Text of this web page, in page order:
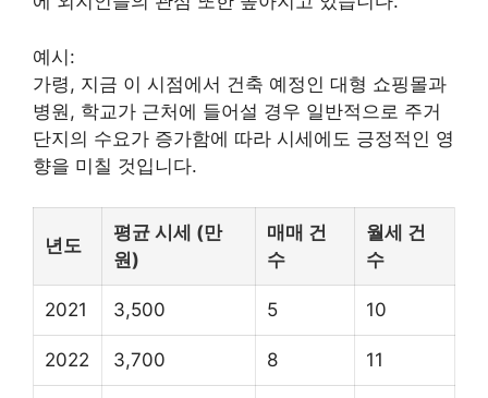
예시:
가령, 지금 이 시점에서 건축 예정인 대형 쇼핑몰과
병원, 학교가 근처에 들어설 경우 일반적으로 주거
단지의 수요가 증가함에 따라 시세에도 긍정적인 영
향을 미칠 것입니다.
년도
평균 시세 (만
원)
매매 건
수
월세 건
수
2021 3,500 5 10
2022 3,700 8 11